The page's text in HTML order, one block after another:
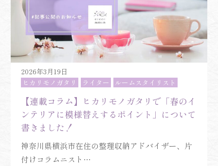
2026年3月19日
ヒカリモノガタリ
ライター ルームスタイリスト
【連載コラム】ヒカリモノガタリで「春のイ
ンテリアに模様替えするポイント」について
書きました！
神奈川県横浜市在住の整理収納アドバイザー、片
付けコラムニスト…